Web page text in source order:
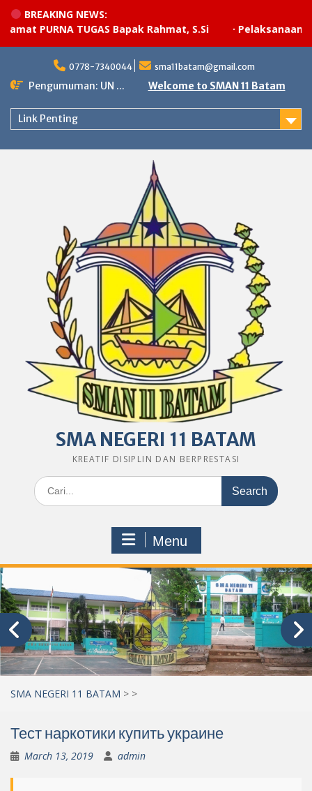
BREAKING NEWS:
PURNA TUGAS Bapak Rahmat, S.Si
Pelaksanaan
content
0778-7340044 sma11batam@gmail.com
Pengumuman: UN ... Welcome to SMAN 11 Batam
Link Penting
SMA NEGERI 11 BATAM
KREATIF DISIPLIN DAN BERPRESTASI
Search
for:
Menu
SMA NEGERI 11 BATAM > >
Тест наркотики купить украине
March 13, 2019 admin